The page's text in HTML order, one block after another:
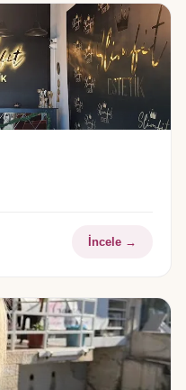
İncele →